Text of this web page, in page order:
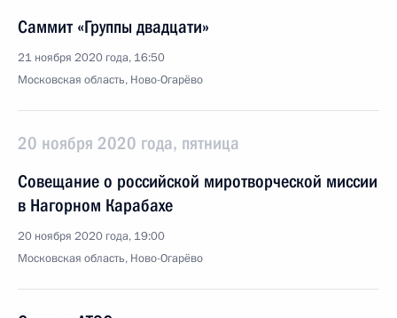
Саммит «Группы двадцати»
21 ноября 2020 года, 16:50
Московская область, Ново-Огарёво
20 ноября 2020 года, пятница
Совещание о российской миротворческой миссии
в Нагорном Карабахе
20 ноября 2020 года, 19:00
Московская область, Ново-Огарёво